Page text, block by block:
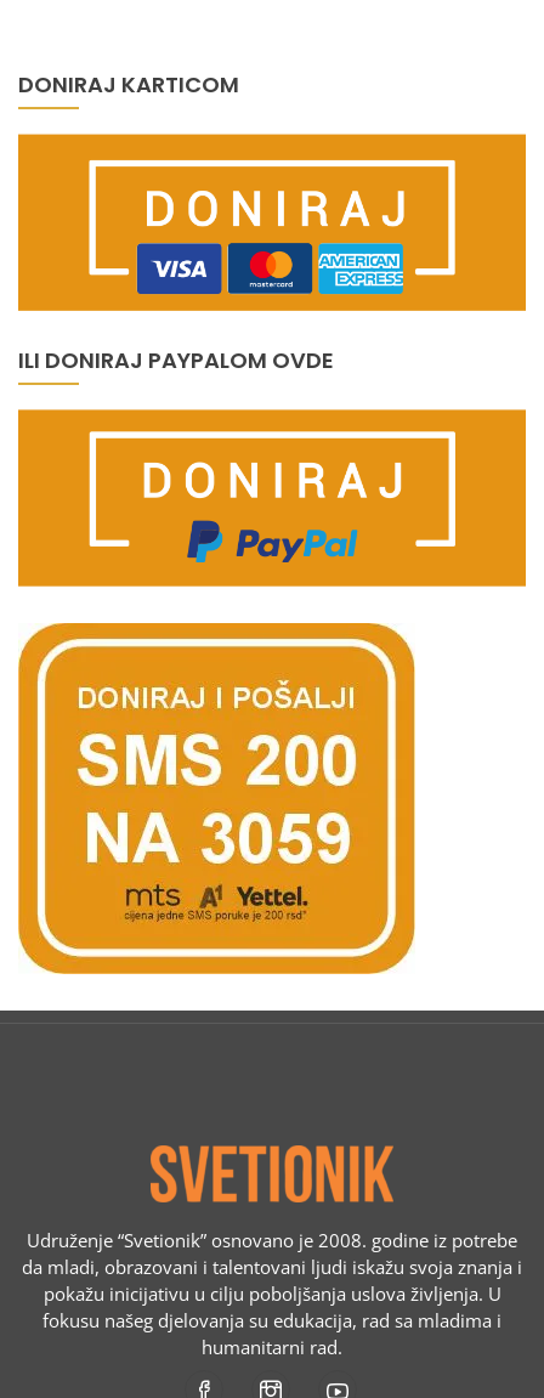
DONIRAJ KARTICOM
ILI DONIRAJ PAYPALOM OVDE
Udruženje “Svetionik” osnovano je 2008. godine iz potrebe
da mladi, obrazovani i talentovani ljudi iskažu svoja znanja i
pokažu inicijativu u cilju poboljšanja uslova življenja. U
fokusu našeg djelovanja su edukacija, rad sa mladima i
humanitarni rad.